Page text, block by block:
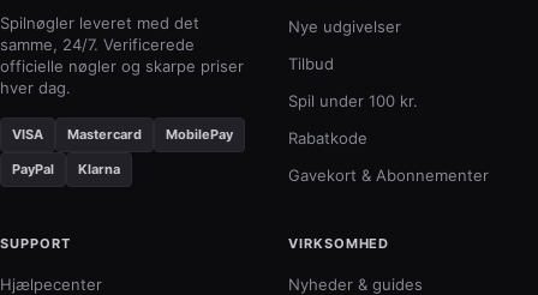
Spilnøgler leveret med det
samme, 24/7. Verificerede
officielle nøgler og skarpe priser
hver dag.
VISA Mastercard MobilePay
PayPal Klarna
Nye udgivelser
Tilbud
Spil under 100 kr.
Rabatkode
Gavekort & Abonnementer
SUPPORT
Hjælpecenter
VIRKSOMHED
Nyheder & guides